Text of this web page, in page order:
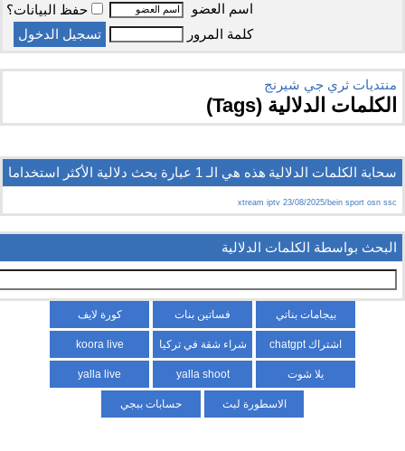
اسم العضو
حفظ البيانات؟
كلمة المرور
منتديات ثري جي شيرنج
الكلمات الدلالية (Tags)
هذه هي الـ 1 عبارة بحث دلالية الأكثر استخداما سحابة الكلمات الدلالية
xtream iptv 23/08/2025/bein sport osn ssc
البحث بواسطة الكلمات الدلالية
بيجامات بناتي فساتين بنات كورة لايف
اشتراك chatgpt شراء شقة في تركيا koora live
يلا شوت yalla shoot
yalla live
الاسطورة لبث حسابات ببجي